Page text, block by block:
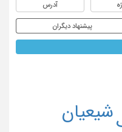
آدرس
پیشنهاد دیگران
شیعیان